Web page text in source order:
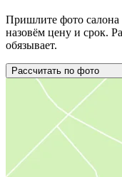
Пришлите фото
назовём цену и срок.
обязывает.
Рассчитать по фото